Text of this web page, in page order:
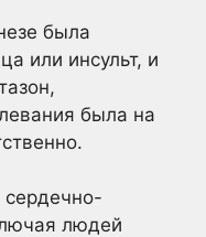
была
или инсульт, и
была на
сердечно-
людей